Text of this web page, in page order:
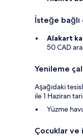
İsteğe
Alakart
50 CAD
Yenileme
Aşağıdaki
ile 1 Haziran
Yüzme
Çocuklar ve